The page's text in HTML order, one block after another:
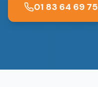
01 83 64 69 75